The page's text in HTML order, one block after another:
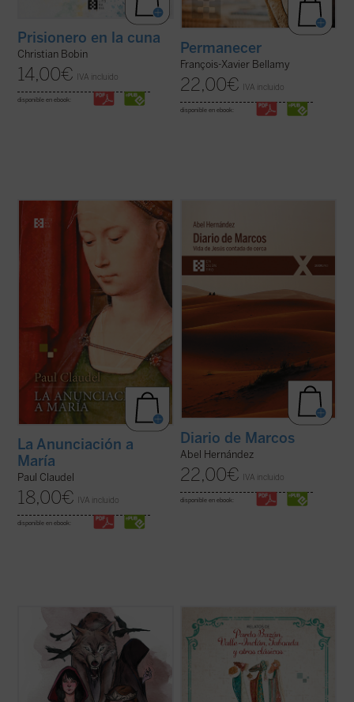
Prisionero en la cuna
Christian Bobin
14,00€ IVA incluido
disponible en ebook:
Permanecer
François-Xavier Bellamy
22,00€ IVA incluido
disponible en ebook:
romántica, poética y realista, es
probablemente la obra más emblemática y
popular de Claudel. Un drama «a la vez
humano y sobrehumano» que, en palabras
del autor, es «representación de todas las
La Anunciación a
María
Paul Claudel
18,00€ IVA incluido
disponible en ebook:
maestría como cronista para dar color y
vida a la historia de Jesús de Nazaret, que
es «contada de cerca» por un aún joven e
inexperto evangelista Marcos, a quien
Jesús le encarga, nada más conocerle ...
(ver ficha)
Diario de Marcos
Abel Hernández
22,00€ IVA incluido
disponible en ebook:
¿Qué esconden en su interior los cuentos
de la tradición occidental? ¿Por qué
durante generaciones se les ha leído y
enseñado a los niños? Diego Blanco ha
sabido, en este libro sencillo, encantador y
bellamente ilustrado, hacer ver al ...
En la selección de relatos que aquí se
ofrece, algunos de los mejores de nuestra
literatura han narrado con maestría la
realidad de la España de su tiempo, pero
también la misericordia y la esperanza
propias de la celebración de la de ...